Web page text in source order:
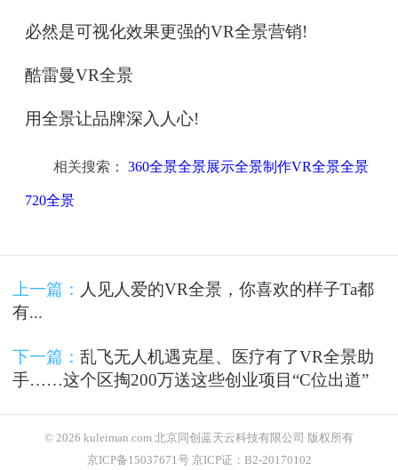
必然是可视化效果更强的VR全景营销!
酷雷曼VR全景
用全景让品牌深入人心!
相关搜索： 360全景全景展示全景制作VR全景全景
720全景
上一篇： 人见人爱的VR全景，你喜欢的样子Ta都
有...
下一篇： 乱飞无人机遇克星、医疗有了VR全景助
手……这个区掏200万送这些创业项目“C位出道”
© 2026 kuleiman.com 北京同创蓝天云科技有限公司 版权所有
京ICP备15037671号 京ICP证：B2-20170102